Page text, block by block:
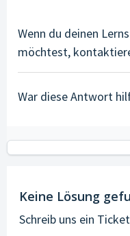
Wenn du deinen
möchtest,
War diese Antwort
Keine Lösung
Schreib uns ein